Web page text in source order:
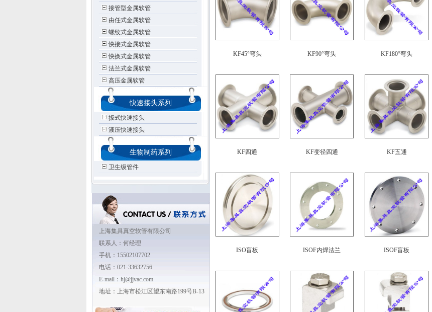
接管型金属软管
由任式金属软管
螺纹式金属软管
快接式金属软管
快换式金属软管
法兰式金属软管
高压金属软管
快速接头系列
扳式快速接头
液压快速接头
生物制药系列
卫生级管件
上海集具真空软管有限公司
联系人：何经理
手机：15502107702
电话：021-33632756
E-mail：hj@jjvac.com
地址：上海市松江区望东南路199号B-13
KF45°弯头 KF90°弯头 KF180°弯头
KF四通 KF变径四通 KF五通
ISO盲板 ISOF内焊法兰 ISOF盲板